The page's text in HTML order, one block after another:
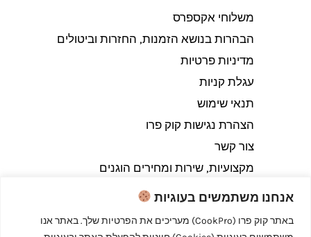
אנחנו משתמשים בעוגיות
באתר קוק פרו (CookPro) מעריכים את הפרטיות שלך. באתר אנו
משלוחי אקספרס
הבהרות בנושא הזמנות, החזרות וביטולים​
מדיניות פרטיות
עגלת קניות
תנאי שימוש
הצהרת נגישות קוק פרו
צור קשר
מקצועיות, שירות ומחירים הוגנים